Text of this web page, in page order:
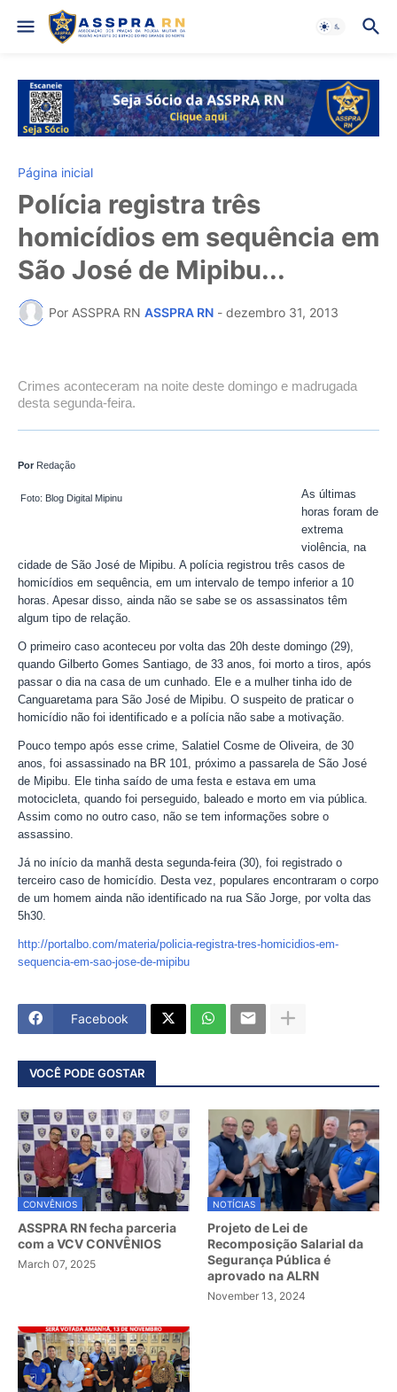
Página inicial
Polícia registra três
homicídios em sequência em
São José de Mipibu...
Por ASSPRA RN ASSPRA RN - dezembro 31, 2013
Crimes aconteceram na noite deste domingo e madrugada
desta segunda-feira.
Por Redação
Foto: Blog Digital Mipinu
As últimas
horas foram de
extrema
violência, na
cidade de São José de Mipibu. A polícia registrou três casos de
homicídios em sequência, em um intervalo de tempo inferior a 10
horas. Apesar disso, ainda não se sabe se os assassinatos têm
algum tipo de relação.
O primeiro caso aconteceu por volta das 20h deste domingo (29),
quando Gilberto Gomes Santiago, de 33 anos, foi morto a tiros, após
passar o dia na casa de um cunhado. Ele e a mulher tinha ido de
Canguaretama para São José de Mipibu. O suspeito de praticar o
homicídio não foi identificado e a polícia não sabe a motivação.
Pouco tempo após esse crime, Salatiel Cosme de Oliveira, de 30
anos, foi assassinado na BR 101, próximo a passarela de São José
de Mipibu. Ele tinha saído de uma festa e estava em uma
motocicleta, quando foi perseguido, baleado e morto em via pública.
Assim como no outro caso, não se tem informações sobre o
assassino.
Já no início da manhã desta segunda-feira (30), foi registrado o
terceiro caso de homicídio. Desta vez, populares encontraram o corpo
de um homem ainda não identificado na rua São Jorge, por volta das
5h30.
http://portalbo.com/materia/policia-registra-tres-homicidios-em-
sequencia-em-sao-jose-de-mipibu
Facebook
VOCÊ PODE GOSTAR
CONVÊNIOS
ASSPRA RN fecha parceria
com a VCV CONVÊNIOS
March 07, 2025
NOTÍCIAS
Projeto de Lei de
Recomposição Salarial da
Segurança Pública é
aprovado na ALRN
November 13, 2024